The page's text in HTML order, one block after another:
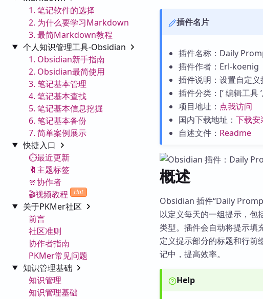
1. 笔记软件的选择
2. 为什么要学习Markdown
3. 最简Markdown教程
个人知识管理工具-Obsidian
1. Obsidian新手指南
2. Obsidian最简使用
3. 笔记基本管理
4. 笔记基本查找
5. 笔记基本信息挖掘
6. 笔记基本备份
7. 简单案例展示
快捷入口
⏱️最近更新
🔖主题标签
🧣协作者
🎬视频教程
Hot
关于PKMer社区
前言
社区准则
协作者指南
PKMer常见问题
知识管理基础
知识管理
知识管理基础
插件名片
插件名称：Daily
插件作者：Erl-koenig
插件说明：设置自定义
插件分类：[’ 编辑工具
项目地址： 点我访问
国内下载地址： 下载安
自述文件： Readme
概述
Obsidian 插件“Daily
以定义每天的一组提示，包
类型。插件会自动将提示填
定义提示部分的标题和行前
记中，提高效率。
Help